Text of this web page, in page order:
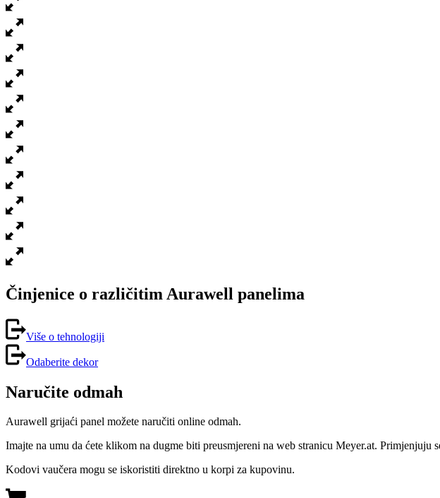
Činjenice o različitim Aurawell panelima
Više o tehnologiji
Odaberite dekor
Naručite odmah
Aurawell grijaći panel možete naručiti online odmah.
Imajte na umu da ćete klikom na dugme biti preusmjereni na web stranicu Meyer.at. Primjenjuju
Kodovi vaučera mogu se iskoristiti direktno u korpi za kupovinu.